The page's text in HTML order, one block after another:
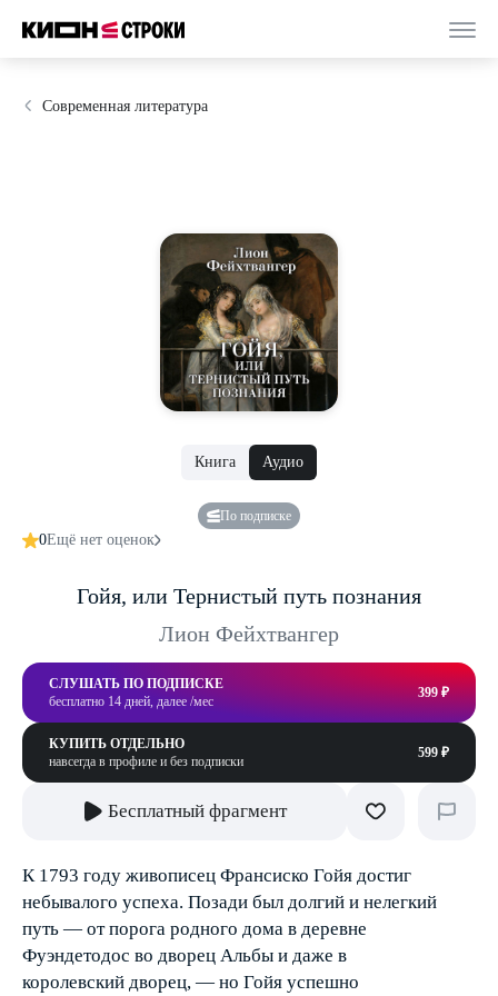
Современная литература
Книга Аудио
По подписке
0Ещё нет оценок
Гойя, или Тернистый путь познания
Лион Фейхтвангер
СЛУШАТЬ ПО ПОДПИСКЕ
бесплатно 14 дней, далее /мес
399 ₽
КУПИТЬ ОТДЕЛЬНО
навсегда в профиле и без подписки
599 ₽
Бесплатный фрагмент
К 1793 году живописец Франсиско Гойя достиг
небывалого успеха. Позади был долгий и нелегкий
путь — от порога родного дома в деревне
Фуэндетодос во дворец Альбы и даже в
королевский дворец, — но Гойя успешно